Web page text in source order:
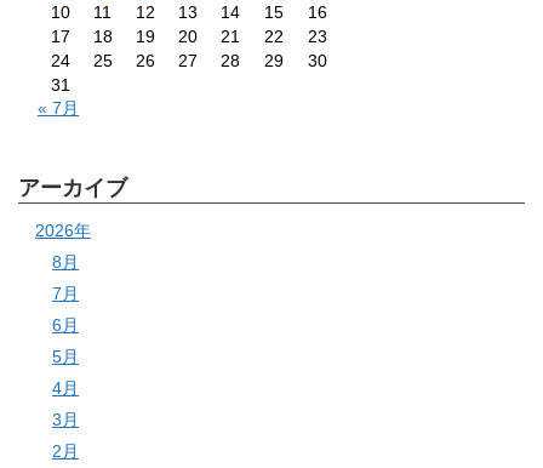
10
11 12 13 14 15
16
17
18 19 20 21 22
23
24
25 26 27 28 29
30
31
« 7月
アーカイブ
2026年
8月
7月
6月
5月
4月
3月
2月